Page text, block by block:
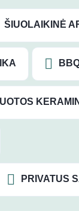
ŠIUOLAIKINĖ
PRIVATUS